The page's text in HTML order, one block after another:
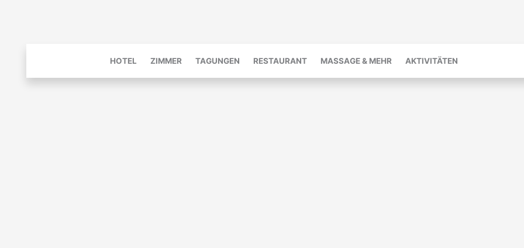
HOTEL ZIMMER TAGUNGEN RESTAURANT MASSAGE & MEHR AKTIVITÄTEN